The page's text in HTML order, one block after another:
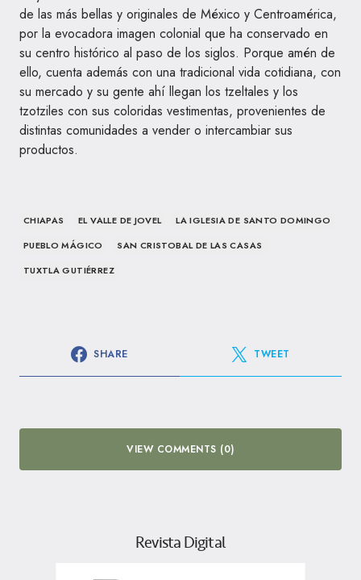
de las más bellas y originales de México y Centroamérica,
por la evocadora imagen colonial que ha conservado en
su centro histórico al paso de los siglos. Porque amén de
ello, cuenta además con una tradicional vida cotidiana, con
su mercado y su gente ahí llegan los tzeltales y los
tzotziles con sus coloridas vestimentas, provenientes de
distintas comunidades a vender o intercambiar sus
productos.
CHIAPAS EL VALLE DE JOVEL
LA IGLESIA DE SANTO DOMINGO
PUEBLO MÁGICO
SAN CRISTOBAL DE LAS CASAS
TUXTLA GUTIÉRREZ
SHARE TWEET
VIEW COMMENTS (0)
Revista Digital